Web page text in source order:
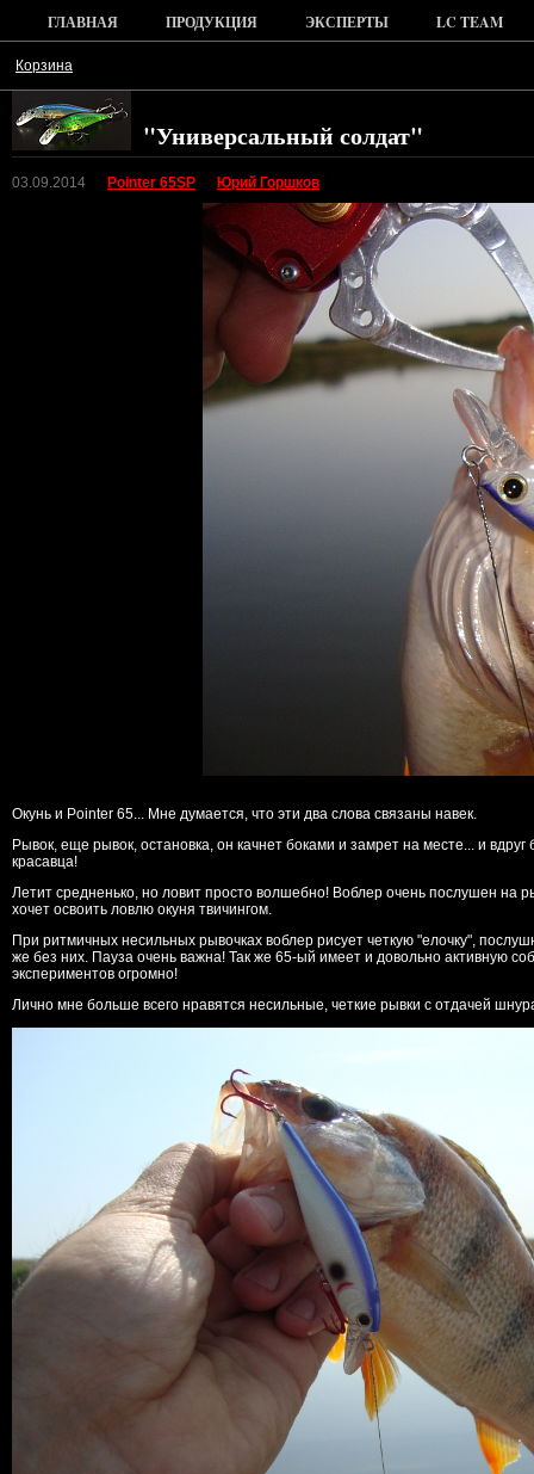
ГЛАВНАЯ ПРОДУКЦИЯ ЭКСПЕРТЫ LC TEAM
Корзина
"Универсальный солдат"
03.09.2014 Pointer 65SP Юрий Горшков
Окунь и Pointer 65... Мне думается, что эти два слова связаны навек.
Рывок, еще рывок, остановка, он качнет боками и замрет на месте... и
красавца!
Летит средненько, но ловит просто волшебно! Воблер очень послушен на
хочет освоить ловлю окуня твичингом.
При ритмичных несильных рывочках воблер рисует четкую "елочку",
же без них. Пауза очень важна! Так же 65-ый имеет и довольно активную
экспериментов огромно!
Лично мне больше всего нравятся несильные, четкие рывки с отдачей